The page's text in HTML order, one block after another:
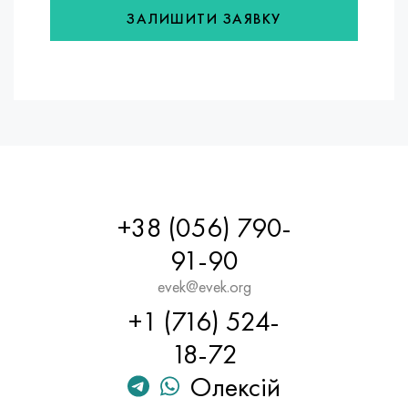
ЗАЛИШИТИ ЗАЯВКУ
+38 (056) 790-
91-90
evek@evek.org
+1 (716) 524-
18-72
Олексій